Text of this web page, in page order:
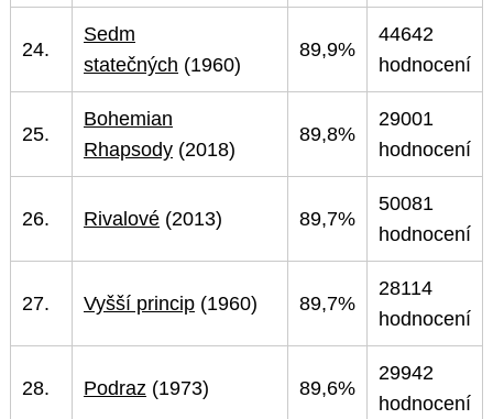
24.
Sedm
statečných (1960)
89,9%
44642
hodnocení
25.
Bohemian
Rhapsody (2018)
89,8%
29001
hodnocení
26. Rivalové (2013) 89,7%
50081
hodnocení
27. Vyšší princip (1960) 89,7%
28114
hodnocení
28. Podraz (1973) 89,6%
29942
hodnocení